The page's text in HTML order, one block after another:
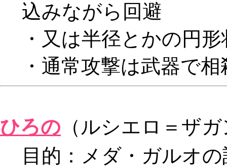
込みながら回避
・又は半径とかの円
・通常攻撃は武器で
ひろの （ルシエロ＝ザ
目的：メダ・ガルオ